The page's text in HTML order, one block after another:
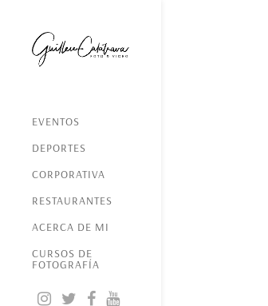
EVENTOS
DEPORTES
CORPORATIVA
RESTAURANTES
ACERCA DE MI
CURSOS DE
FOTOGRAFÍA